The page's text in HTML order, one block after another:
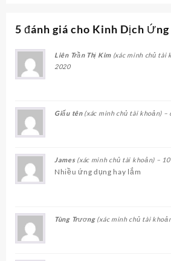
5 đánh giá cho Kinh Dịch Ứng
Liên Trần Thị Kim (xác minh chủ tài
2020
Giấu tên (xác minh chủ tài khoản) –
James (xác minh chủ tài khoản) –
Nhiều ứng dụng hay lắm
Tùng Trương (xác minh chủ tài